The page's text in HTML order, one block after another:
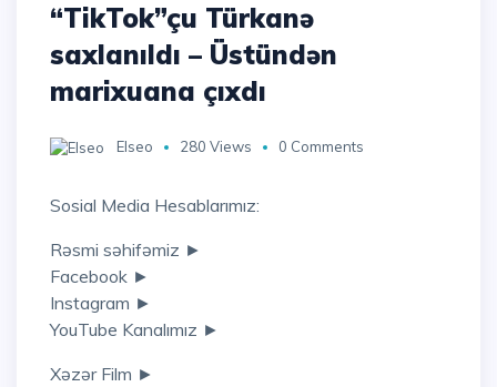
“TikTok”çu Türkanə
saxlanıldı – Üstündən
marixuana çıxdı
Elseo 280 Views 0 Comments
Sosial Media Hesablarımız:
Rəsmi səhifəmiz ►
Facebook ►
Instagram ►
YouTube Kanalımız ►
Xəzər Film ►